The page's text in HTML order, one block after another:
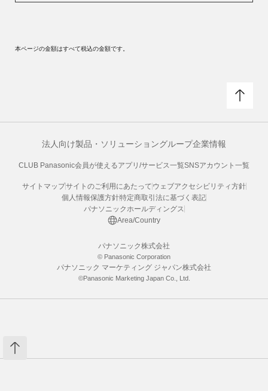
本ページの金額はすべて税込の金額です。
法人向け製品・ソリューショングループ企業情報
CLUB Panasonic会員が使えるアプリ/サービス一覧SNSアカウント一覧
サイトマップサイトのご利用にあたって ウェブアクセシビリティ方針
個人情報保護方針特定商取引法に基づく表記
パナソニックホールディングス
Area/Country
パナソニック株式会社
© Panasonic Corporation
パナソニック マーケティング ジャパン株式会社
©Panasonic Marketing Japan Co., Ltd.